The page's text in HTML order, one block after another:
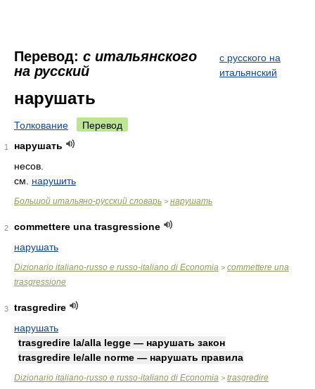
Перевод: с итальянского
на русский
с русского на
итальянский
нарушать
Толкование Перевод
1
нарушать
несов.
см. нарушить
Большой итальяно-русский словарь > нарушать
2
commettere una trasgressione
нарушать
Dizionario italiano-russo e russo-italiano di Economia > commettere una
trasgressione
3
trasgredire
нарушать
trasgredire la/alla legge — нарушать закон
trasgredire le/alle norme — нарушать правила
Dizionario italiano-russo e russo-italiano di Economia > trasgredire